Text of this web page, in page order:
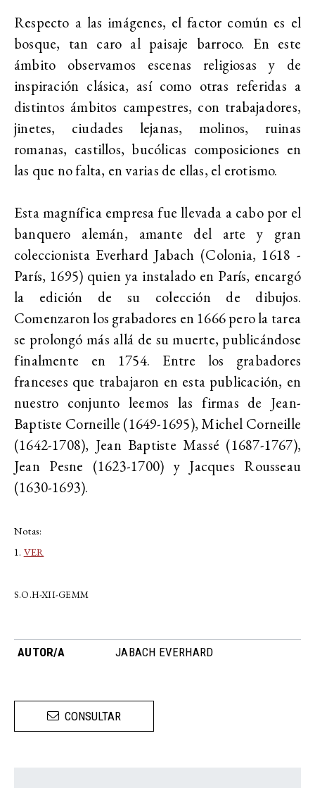
Respecto a las imágenes, el factor común es el
bosque, tan caro al paisaje barroco. En este
ámbito observamos escenas religiosas y de
inspiración clásica, así como otras referidas a
distintos ámbitos campestres, con trabajadores,
jinetes, ciudades lejanas, molinos, ruinas
romanas, castillos, bucólicas composiciones en
las que no falta, en varias de ellas, el erotismo.
Esta magnífica empresa fue llevada a cabo por el
banquero alemán, amante del arte y gran
coleccionista Everhard Jabach (Colonia, 1618 -
París, 1695) quien ya instalado en París, encargó
la edición de su colección de dibujos.
Comenzaron los grabadores en 1666 pero la tarea
se prolongó más allá de su muerte, publicándose
finalmente en 1754. Entre los grabadores
franceses que trabajaron en esta publicación, en
nuestro conjunto leemos las firmas de Jean-
Baptiste Corneille (1649-1695), Michel Corneille
(1642-1708), Jean Baptiste Massé (1687-1767),
Jean Pesne (1623-1700) y Jacques Rousseau
(1630-1693).
Notas:
1. VER
S.O.H-XII-GEMM
AUTOR/A JABACH EVERHARD
CONSULTAR